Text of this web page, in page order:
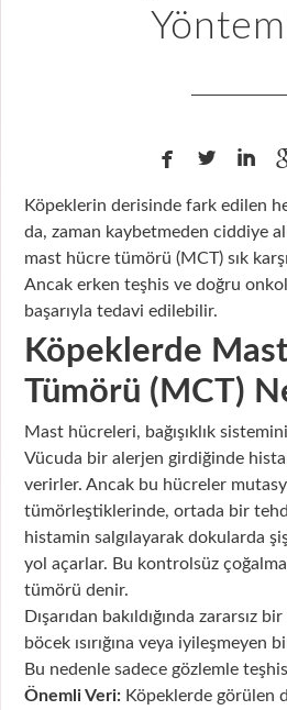
  
Köpeklerin derisinde fark edilen
da, zaman kaybetmeden ciddiye
mast hücre tümörü (MCT) sık
Ancak erken teşhis ve doğru
başarıyla tedavi edilebilir.
Köpeklerde
Tümörü (MCT)
Mast hücreleri, bağışıklık
Vücuda bir alerjen girdiğinde
verirler. Ancak bu hücreler
tümörleştiklerinde, ortada bir
histamin salgılayarak dokularda
yol açarlar. Bu kontrolsüz
tümörü denir.
Dışarıdan bakıldığında zararsız
böcek ısırığına veya iyileşmeyen
Bu nedenle sadece gözlemle
Önemli Veri:Köpeklerde görülen